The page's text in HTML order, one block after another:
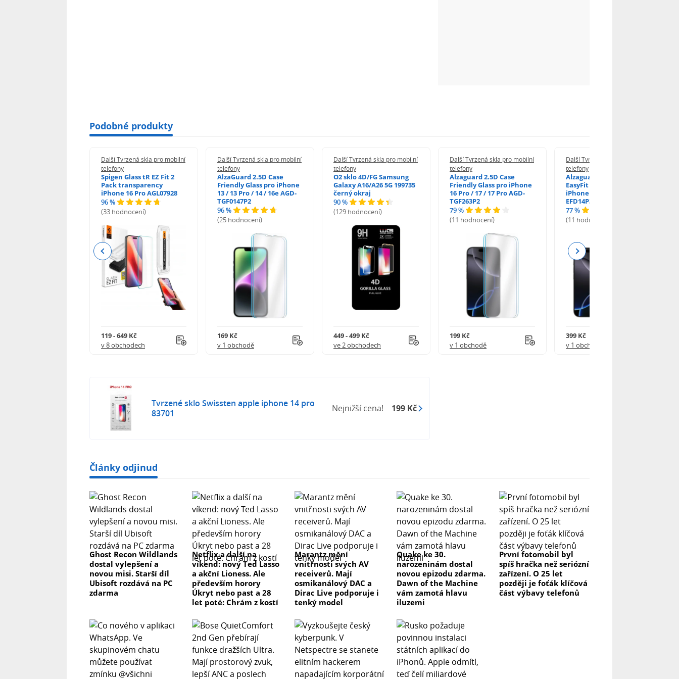
Podobné produkty
Další Tvrzená skla pro mobilní
telefony
Spigen Glass tR EZ Fit 2
Pack transparency
iPhone 16 Pro AGL07928
96 %
(33 hodnocení)
119 - 649 Kč
v 8 obchodech
Další Tvrzená skla pro mobilní
telefony
AlzaGuard 2.5D Case
Friendly Glass pro iPhone
13 / 13 Pro / 14 / 16e AGD-
TGF0147P2
96 %
(25 hodnocení)
169 Kč
v 1 obchodě
Další Tvrzená skla pro mobilní
telefony
O2 sklo 4D/FG Samsung
Galaxy A16/A26 5G 199735
černý okraj
90 %
(129 hodnocení)
449 - 499 Kč
ve 2 obchodech
Další Tvrzená skla pro mobilní
telefony
Alzaguard 2.5D Case
Friendly Glass pro iPhone
16 Pro / 17 / 17 Pro AGD-
TGF263P2
79 %
(11 hodnocení)
199 Kč
v 1 obchodě
Další Tvrzená skla pro mobilní
telefony
Alzaguard 2.5D Glass
EasyFit DustFree pro
iPhone 16 Pro / 17 AGD-
EFD14P3
77 %
(11 hodnocení)
399 Kč
v 1 obchodě
Previous Next
Tvrzené sklo Swissten apple iphone 14 pro
83701
Nejnižší cena! 199 Kč
Články odjinud
Ghost Recon Wildlands
dostal vylepšení a
novou misi. Starší díl
Ubisoft rozdává na PC
zdarma
Netflix a další na
víkend: nový Ted Lasso
a akční Lioness. Ale
především horory
Úkryt nebo past a 28
let poté: Chrám z kostí
Marantz mění
vnitřnosti svých AV
receiverů. Mají
osmikanálový DAC a
Dirac Live podporuje i
tenký model
Quake ke 30.
narozeninám dostal
novou epizodu zdarma.
Dawn of the Machine
vám zamotá hlavu
iluzemi
První fotomobil byl
spíš hračka než seriózní
zařízení. O 25 let
později je foťák klíčová
část výbavy telefonů